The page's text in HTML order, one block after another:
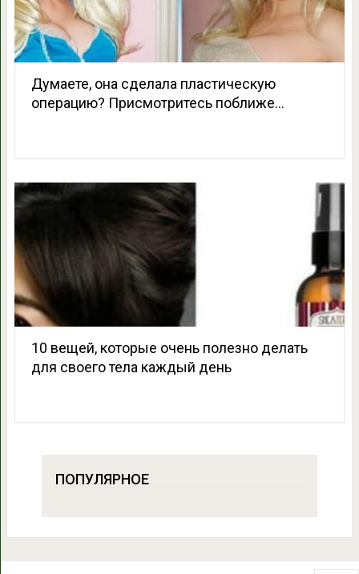
Думаете, она сделала пластическую
операцию? Присмотритесь поближе…
10 вещей, которые очень полезно делать
для своего тела каждый день
ПОПУЛЯРНОЕ